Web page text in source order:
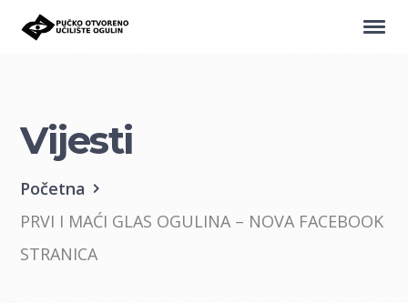
Vijesti
Početna
PRVI I MAĆI GLAS OGULINA – NOVA FACEBOOK
STRANICA